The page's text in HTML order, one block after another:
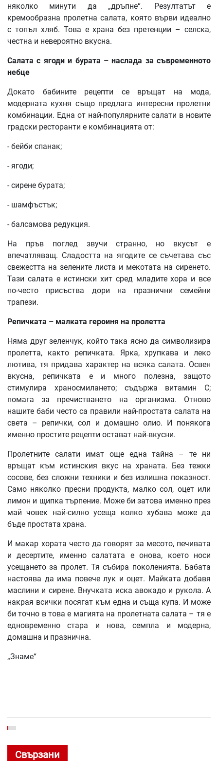
няколко минути да „дръпне“. Резултатът е
кремообразна пролетна салата, която върви идеално
с топъл хляб. Това е храна без претенции – селска,
честна и невероятно вкусна.
Салата с ягоди и бурата – наслада за съвременното
небце
Докато бабините рецепти се връщат на мода,
модерната кухня също предлага интересни пролетни
комбинации. Една от най-популярните салати в новите
градски ресторанти е комбинацията от:
- бейби спанак;
- ягоди;
- сирене бурата;
- шамфъстък;
- балсамова редукция.
На пръв поглед звучи странно, но вкусът е
впечатляващ. Сладостта на ягодите се съчетава със
свежестта на зелените листа и мекотата на сиренето.
Тази салата е истински хит сред младите хора и все
по-често присъства дори на празнични семейни
трапези.
Репичката – малката героиня на пролетта
Няма друг зеленчук, който така ясно да символизира
пролетта, както репичката. Ярка, хрупкава и леко
лютива, тя придава характер на всяка салата. Освен
вкусна, репичката е и много полезна, защото
стимулира храносмилането; съдържа витамин C;
помага за пречистването на организма. Отново
нашите баби често са правили най-простата салата на
света – репички, сол и домашно олио. И понякога
именно простите рецепти остават най-вкусни.
Пролетните салати имат още една тайна – те ни
връщат към истинския вкус на храната. Без тежки
сосове, без сложни техники и без излишна показност.
Само няколко пресни продукта, малко сол, оцет или
лимон и щипка търпение. Може би затова именно през
май човек най-силно усеща колко хубава може да
бъде простата храна.
И макар хората често да говорят за месото, печивата
и десертите, именно салатата е онова, което носи
усещането за пролет. Тя събира поколенията. Бабата
настоява да има повече лук и оцет. Майката добавя
маслини и сирене. Внучката иска авокадо и рукола. А
накрая всички посягат към една и съща купа. И може
би точно в това е магията на пролетната салата – тя е
едновременно стара и нова, семпла и модерна,
домашна и празнична.
„Знаме“
Свързани